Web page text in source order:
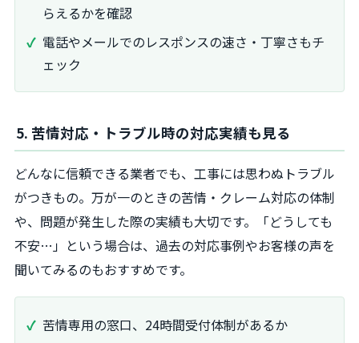
らえるかを確認
電話やメールでのレスポンスの速さ・丁寧さもチ
ェック
5. 苦情対応・トラブル時の対応実績も見る
どんなに信頼できる業者でも、工事には思わぬトラブル
がつきもの。万が一のときの苦情・クレーム対応の体制
や、問題が発生した際の実績も大切です。「どうしても
不安…」という場合は、過去の対応事例やお客様の声を
聞いてみるのもおすすめです。
苦情専用の窓口、24時間受付体制があるか